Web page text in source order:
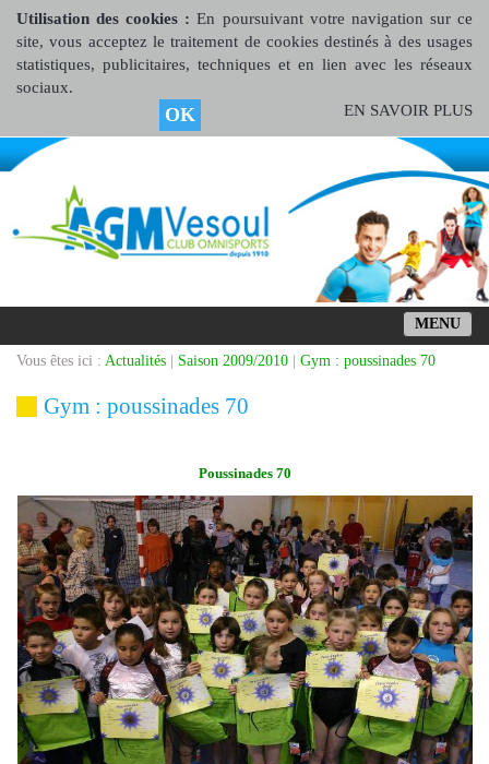
Utilisation des cookies :En poursuivant votre navigation sur ce
site, vous acceptez le traitement de cookies destinés à des usages
statistiques, publicitaires, techniques et en lien avec les réseaux
sociaux.
OK EN SAVOIR PLUS
MENU
Vous êtes ici : Actualités Saison 2009/2010 Gym : poussinades 70
Gym : poussinades 70
Poussinades 70